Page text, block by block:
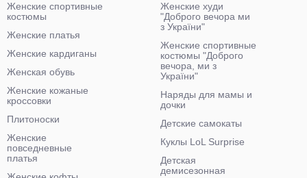
Женские спортивные
костюмы
Женские платья
Женские кардиганы
Женская обувь
Женские кожаные
кроссовки
Плитоноски
Женские
повседневные
платья
Женские худи
"Доброго вечора ми
з України"
Женские спортивные
костюмы "Доброго
вечора, ми з
України"
Наряды для мамы и
дочки
Детские самокаты
Куклы LoL Surprise
Детская
демисезонная